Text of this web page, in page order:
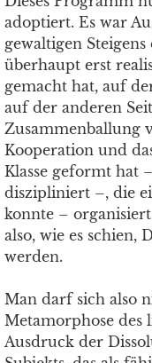
adoptiert. Es war
gewaltigen
überhaupt erst
gemacht hat, auf
auf der anderen
Zusammenballung
Kooperation und
Klasse geformt hat
diszipliniert –, die
konnte –
also, wie es schien,
werden.
Man darf sich also
Metamorphose des
Ausdruck der